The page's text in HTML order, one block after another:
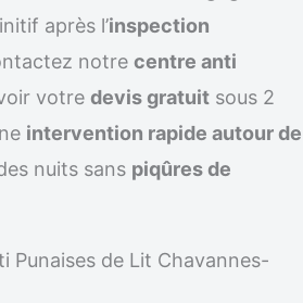
après l’inspection
notre centre anti
votre devis gratuit sous 2
intervention rapide autour de
nuits sans piqûres de
Punaises de Lit Chavannes-